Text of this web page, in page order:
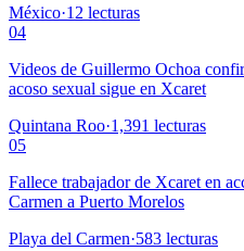
México·12 lecturas
04
Videos de Guillermo Ochoa
acoso sexual sigue en Xcaret
Quintana Roo·1,391 lecturas
05
Fallece trabajador de Xcaret en
Carmen a Puerto Morelos
Playa del Carmen·583 lecturas